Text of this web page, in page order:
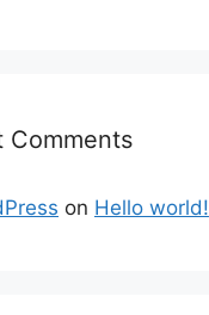
Comments
on Hello world!